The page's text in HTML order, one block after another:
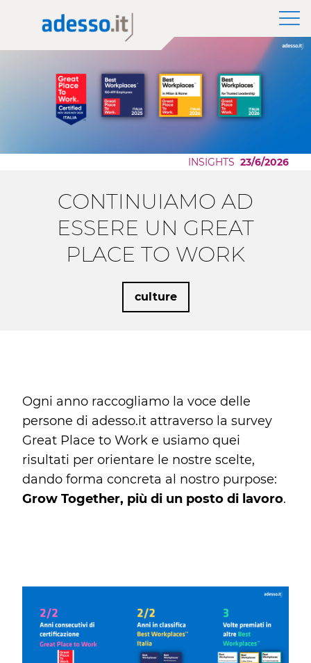
The Group adesso SE
Purpose, Values and Principles
Corporate Social Responsibility
Sponsorship
Application Modernization
Cloud Migration
Low Code Applications Development
Whitepaper
Case History
Career Story
INSIGHTS 23/6/2026
CONTINUIAMO AD
ESSERE UN GREAT
PLACE TO WORK
culture
Ogni anno raccogliamo la voce delle
persone di adesso.it attraverso la survey
Great Place to Work e usiamo quei
risultati per orientare le nostre scelte,
dando forma concreta al nostro purpose:
Grow Together, più di un posto di lavoro.